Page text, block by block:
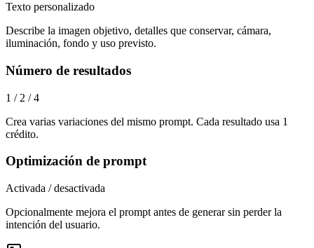
Texto personalizado
Describe la imagen objetivo, detalles que conservar, cámara,
iluminación, fondo y uso previsto.
Número de resultados
1 / 2 / 4
Crea varias variaciones del mismo prompt. Cada resultado usa 1
crédito.
Optimización de prompt
Activada / desactivada
Opcionalmente mejora el prompt antes de generar sin perder la
intención del usuario.